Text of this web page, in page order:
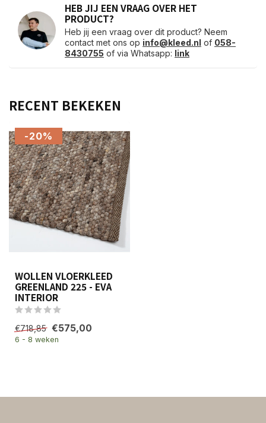
HEB JIJ EEN VRAAG OVER HET
PRODUCT?
Heb jij een vraag over dit product? Neem
contact met ons op info@kleed.nl of 058-
8430755 of via Whatsapp: link
RECENT BEKEKEN
-20%
WOLLEN VLOERKLEED
GREENLAND 225 - EVA
INTERIOR
€718,85 €575,00
6 - 8 weken